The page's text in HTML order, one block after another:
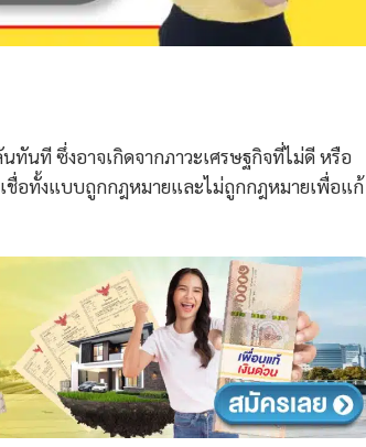
นที ซึ่งอาจเกิดจากภาวะเศรษฐกิจที่ไม่ดี หรือ
ชื่อทั้งแบบถูกกฎหมายและไม่ถูกกฎหมายเพื่อแก้